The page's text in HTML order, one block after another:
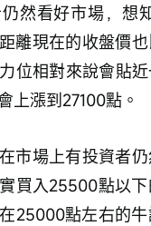
然看好市場，想
離現在的收盤價
位相對來說會貼
上漲到27100點。
市場上有投資者
買入25500點以
25000點左右的